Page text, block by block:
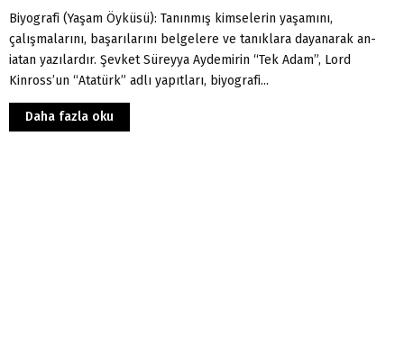
Biyografi (Yaşam Öyküsü): Tanınmış kimselerin yaşamını,
çalışmalarını, başarılarını belgelere ve tanıklara dayanarak an-
iatan yazılardır. Şevket Süreyya Aydemirin “Tek Adam”, Lord
Kinross’un “Atatürk” adlı yapıtları, biyografi...
Daha fazla oku